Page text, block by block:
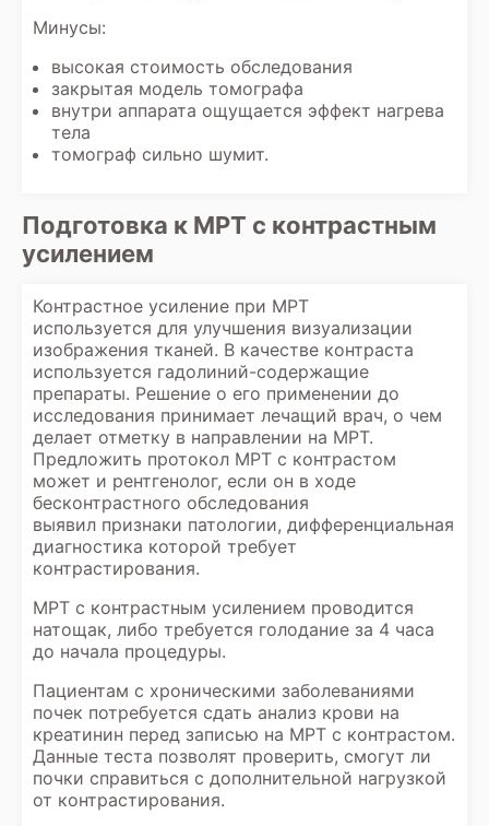
Минусы:
высокая стоимость обследования
закрытая модель томографа
внутри аппарата ощущается эффект нагрева
тела
томограф сильно шумит.
Подготовка к МРТ с контрастным
усилением
Контрастное усиление при МРТ
используется для улучшения визуализации
изображения тканей. В качестве контраста
используется гадолиний-содержащие
препараты. Решение о его применении до
исследования принимает лечащий врач, о чем
делает отметку в направлении на МРТ.
Предложить протокол МРТ с контрастом
может и рентгенолог, если он в ходе
бесконтрастного обследования
выявил признаки патологии, дифференциальная
диагностика которой требует
контрастирования.
МРТ с контрастным усилением проводится
натощак, либо требуется голодание за 4 часа
до начала процедуры.
Пациентам с хроническими заболеваниями
почек потребуется сдать анализ крови на
креатинин перед записью на МРТ с контрастом.
Данные теста позволят проверить, смогут ли
почки справиться с дополнительной нагрузкой
от контрастирования.